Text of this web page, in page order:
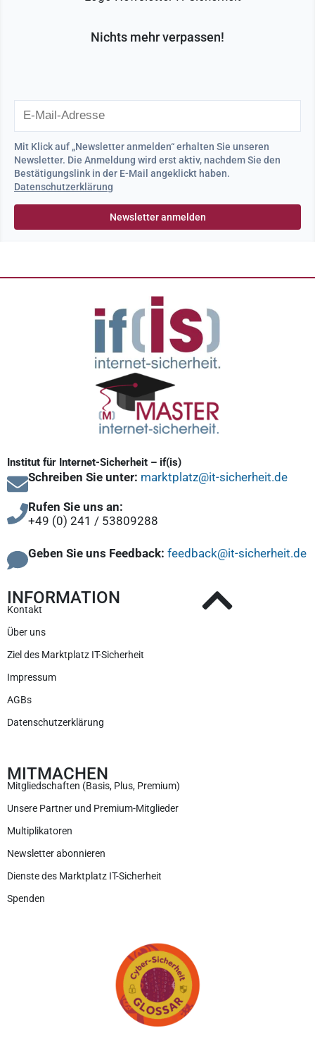
Nichts mehr verpassen!
Mit Klick auf „Newsletter anmelden“ erhalten Sie unseren
Newsletter. Die Anmeldung wird erst aktiv, nachdem Sie den
Bestätigungslink in der E-Mail angeklickt haben.
Datenschutzerklärung
Institut für Internet-Sicherheit – if(is)
Schreiben Sie unter: marktplatz@it-sicherheit.de
Rufen Sie uns an:
+49 (0) 241 / 53809288
Geben Sie uns Feedback: feedback@it-sicherheit.de
INFORMATION
Kontakt
Über uns
Ziel des Marktplatz IT-Sicherheit
Impressum
AGBs
Datenschutzerklärung
MITMACHEN
Mitgliedschaften (Basis, Plus, Premium)
Unsere Partner und Premium-Mitglieder
Multiplikatoren
Newsletter abonnieren
Dienste des Marktplatz IT-Sicherheit
Spenden